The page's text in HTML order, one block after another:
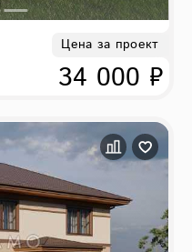
Цена за проект
34 000 ₽